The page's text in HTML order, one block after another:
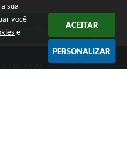
sua
você
e
ACEITAR
PERSONALIZAR
Ouvidoria Municipal